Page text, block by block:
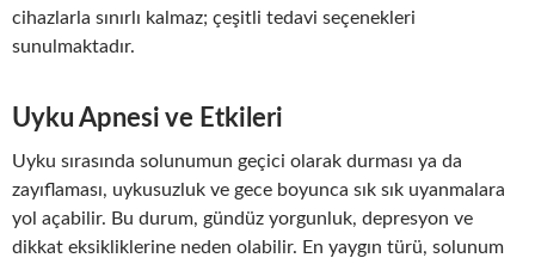
cihazlarla sınırlı kalmaz; çeşitli tedavi seçenekleri
sunulmaktadır.
Uyku Apnesi ve Etkileri
Uyku sırasında solunumun geçici olarak durması ya da
zayıflaması, uykusuzluk ve gece boyunca sık sık uyanmalara
yol açabilir. Bu durum, gündüz yorgunluk, depresyon ve
dikkat eksikliklerine neden olabilir. En yaygın türü, solunum